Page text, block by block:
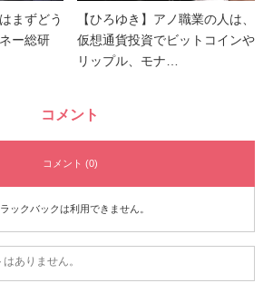
まずどう
ー総研
【ひろゆき】アノ職業の人は、
仮想通貨投資でビットコインや
リップル、モナ…
コメント
コメント (0)
ラックバックは利用できません。
ありません。